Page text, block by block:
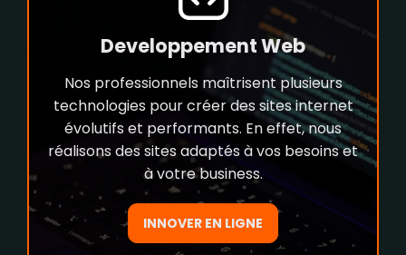
Developpement Web
Nos professionnels maîtrisent plusieurs
technologies pour créer des sites internet
évolutifs et performants. En effet, nous
réalisons des sites adaptés à vos besoins et
à votre business.
INNOVER EN LIGNE